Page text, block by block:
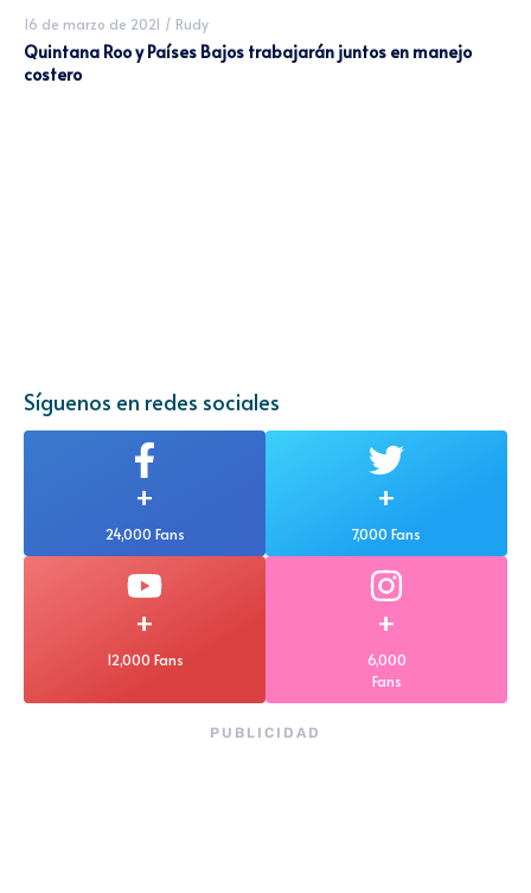
16 de marzo de 2021 / Rudy
Quintana Roo y Países Bajos trabajarán juntos en manejo
costero
Síguenos en redes sociales
+
24,000 Fans
+
7,000 Fans
+
12,000 Fans
+
6,000
Fans
PUBLICIDAD